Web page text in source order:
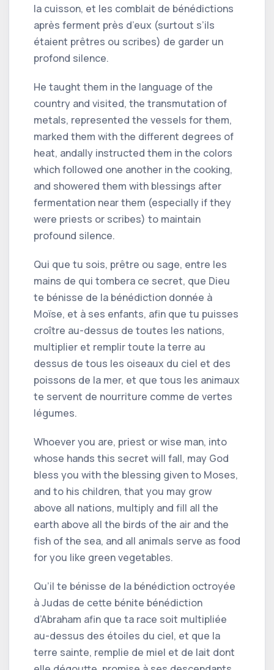
la cuisson, et les comblait de bénédictions
après ferment près d’eux (surtout s’ils
étaient prêtres ou scribes) de garder un
profond silence.
He taught them in the language of the
country and visited, the transmutation of
metals, represented the vessels for them,
marked them with the different degrees of
heat, andally instructed them in the colors
which followed one another in the cooking,
and showered them with blessings after
fermentation near them (especially if they
were priests or scribes) to maintain
profound silence.
Qui que tu sois, prêtre ou sage, entre les
mains de qui tombera ce secret, que Dieu
te bénisse de la bénédiction donnée à
Moïse, et à ses enfants, afin que tu puisses
croître au-dessus de toutes les nations,
multiplier et remplir toute la terre au
dessus de tous les oiseaux du ciel et des
poissons de la mer, et que tous les animaux
te servent de nourriture comme de vertes
légumes.
Whoever you are, priest or wise man, into
whose hands this secret will fall, may God
bless you with the blessing given to Moses,
and to his children, that you may grow
above all nations, multiply and fill all the
earth above all the birds of the air and the
fish of the sea, and all animals serve as food
for you like green vegetables.
Qu’il te bénisse de la bénédiction octroyée
à Judas de cette bénite bénédiction
d’Abraham afin que ta race soit multipliée
au-dessus des étoiles du ciel, et que la
terre sainte, remplie de miel et de lait dont